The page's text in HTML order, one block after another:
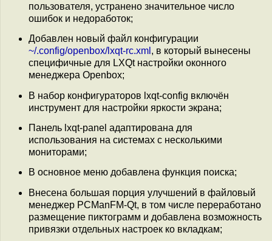
пользователя, устранено значительное число
ошибок и недоработок;
Добавлен новый файл конфигурации
~/.config/openbox/lxqt-rc.xml , в который вынесены
специфичные для LXQt настройки оконного
менеджера Openbox;
В набор конфигураторов lxqt-config включён
инструмент для настройки яркости экрана;
Панель lxqt-panel адаптирована для
использования на системах с несколькими
мониторами;
В основное меню добавлена функция поиска;
Внесена большая порция улучшений в файловый
менеджер PCManFM-Qt, в том числе переработано
размещение пиктограмм и добавлена возможность
привязки отдельных настроек ко вкладкам;